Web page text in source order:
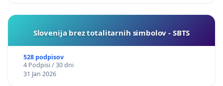
Slovenija brez totalitarnih simbolov - SBTS
528 podpisov
4 Podpisi / 30 dni
31 Jan 2026